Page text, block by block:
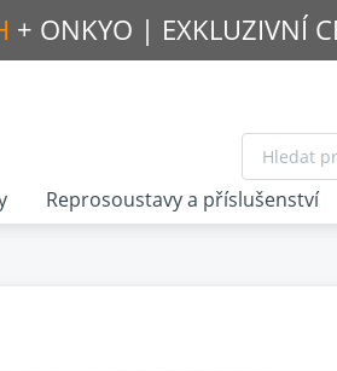
+ ONKYO | EXKLUZIVNÍ
Reprosoustavy a příslušenství